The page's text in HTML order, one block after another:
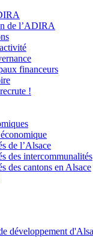
de l’ADIRA
financeurs
!
de l’Alsace
des intercommunalités
des cantons en Alsace